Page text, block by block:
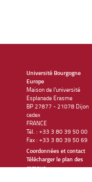
Université Bourgogne
Europe
Maison de l'université
Esplanade Erasme
BP 27877 - 21078 Dijon
cedex
FRANCE
Tél. : +33 3 80 39 50 00
Fax : +33 3 80 39 50 69
Coordonnées et contact
Télécharger le plan des
campus